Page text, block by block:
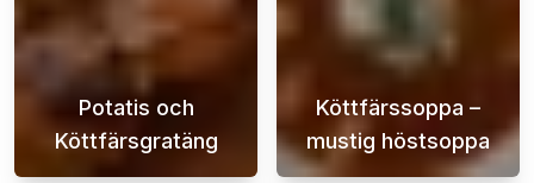
Potatis och
Köttfärsgratäng
Potatis- och köttfärsgratäng är en
Köttfärssoppa –
mustig höstsoppa
Hösten är